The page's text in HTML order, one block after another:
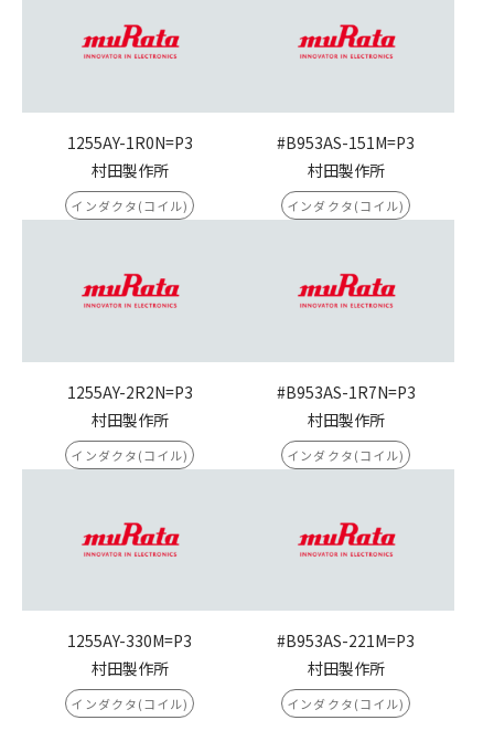
1255AY-1R0N=P3
村田製作所
インダクタ(コイル)
#B953AS-151M=P3
村田製作所
インダクタ(コイル)
1255AY-2R2N=P3
村田製作所
インダクタ(コイル)
#B953AS-1R7N=P3
村田製作所
インダクタ(コイル)
1255AY-330M=P3
村田製作所
インダクタ(コイル)
#B953AS-221M=P3
村田製作所
インダクタ(コイル)